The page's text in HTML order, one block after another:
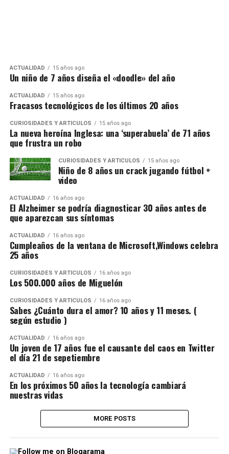
ACTUALIDAD 15 años ago
Un niño de 7 años diseña el «doodle» del año
ACTUALIDAD 15 años ago
Fracasos tecnológicos de los últimos 20 años
CURIOSIDADES Y ARTÍCULOS 15 años ago
La nueva heroína Inglesa: una ‘superabuela’ de 71 años
que frustra un robo
CURIOSIDADES Y ARTÍCULOS 15 años ago
Niño de 8 años un crack jugando fútbol +
video
ACTUALIDAD 16 años ago
El Alzheimer se podría diagnosticar 30 años antes de
que aparezcan sus síntomas
ACTUALIDAD 16 años ago
Cumpleaños de la ventana de Microsoft,Windows celebra
25 años
CURIOSIDADES Y ARTÍCULOS 16 años ago
Los 500.000 años de Miguelón
CURIOSIDADES Y ARTÍCULOS 16 años ago
Sabes ¿Cuánto dura el amor? 10 años y 11 meses. (
según estudio )
ACTUALIDAD 16 años ago
Un joven de 17 años fue el causante del caos en Twitter
el día 21 de sepetiembre
ACTUALIDAD 16 años ago
En los próximos 50 años la tecnología cambiará
nuestras vidas
MORE POSTS